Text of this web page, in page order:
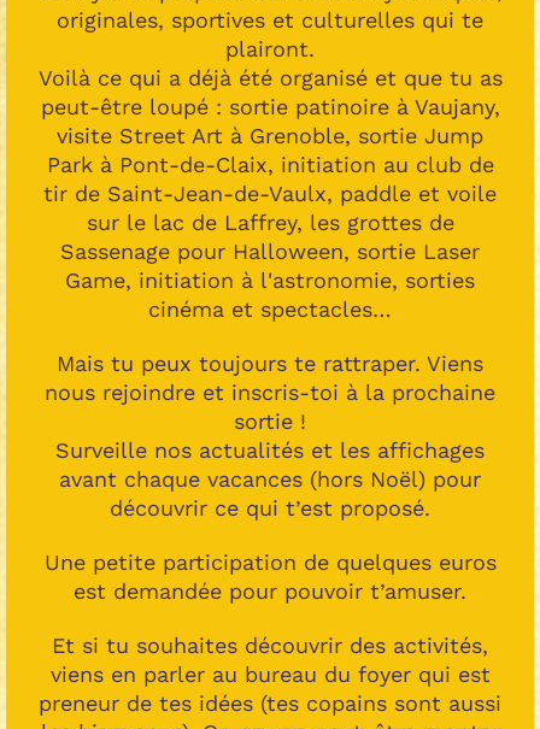
originales, sportives et culturelles qui te
plairont.
Voilà ce qui a déjà été organisé et que tu as
peut-être loupé : sortie patinoire à Vaujany,
visite Street Art à Grenoble, sortie Jump
Park à Pont-de-Claix, initiation au club de
tir de Saint-Jean-de-Vaulx, paddle et voile
sur le lac de Laffrey, les grottes de
Sassenage pour Halloween, sortie Laser
Game, initiation à l'astronomie, sorties
cinéma et spectacles…
Mais tu peux toujours te rattraper. Viens
nous rejoindre et inscris-toi à la prochaine
sortie !
Surveille nos actualités et les affichages
avant chaque vacances (hors Noël) pour
découvrir ce qui t’est proposé.
Une petite participation de quelques euros
est demandée pour pouvoir t’amuser.
Et si tu souhaites découvrir des activités,
viens en parler au bureau du foyer qui est
preneur de tes idées (tes copains sont aussi